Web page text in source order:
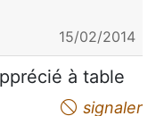
15/02/2014
à table
signaler